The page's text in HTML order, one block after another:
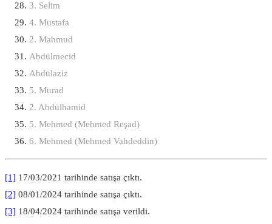
3. Selim
4. Mustafa
2. Mahmud
Abdülmecid
Abdülaziz
5. Murad
2. Abdülhamid
5. Mehmed (Mehmed Reşad)
6. Mehmed (Mehmed Vahdeddin)
[1] 17/03/2021 tarihinde satışa çıktı.
[2] 08/01/2024 tarihinde satışa çıktı.
[3] 18/04/2024 tarihinde satışa verildi.